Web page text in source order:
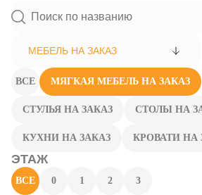
МЕБЕЛЬ НА ЗАКАЗ
ВСЕ МЯГКАЯ МЕБЕЛЬ НА ЗАКАЗ
СТУЛЬЯ НА ЗАКАЗ СТОЛЫ НА
КУХНИ НА ЗАКАЗ КРОВАТИ НА
ЭТАЖ
ВСЕ 0 1 2 3